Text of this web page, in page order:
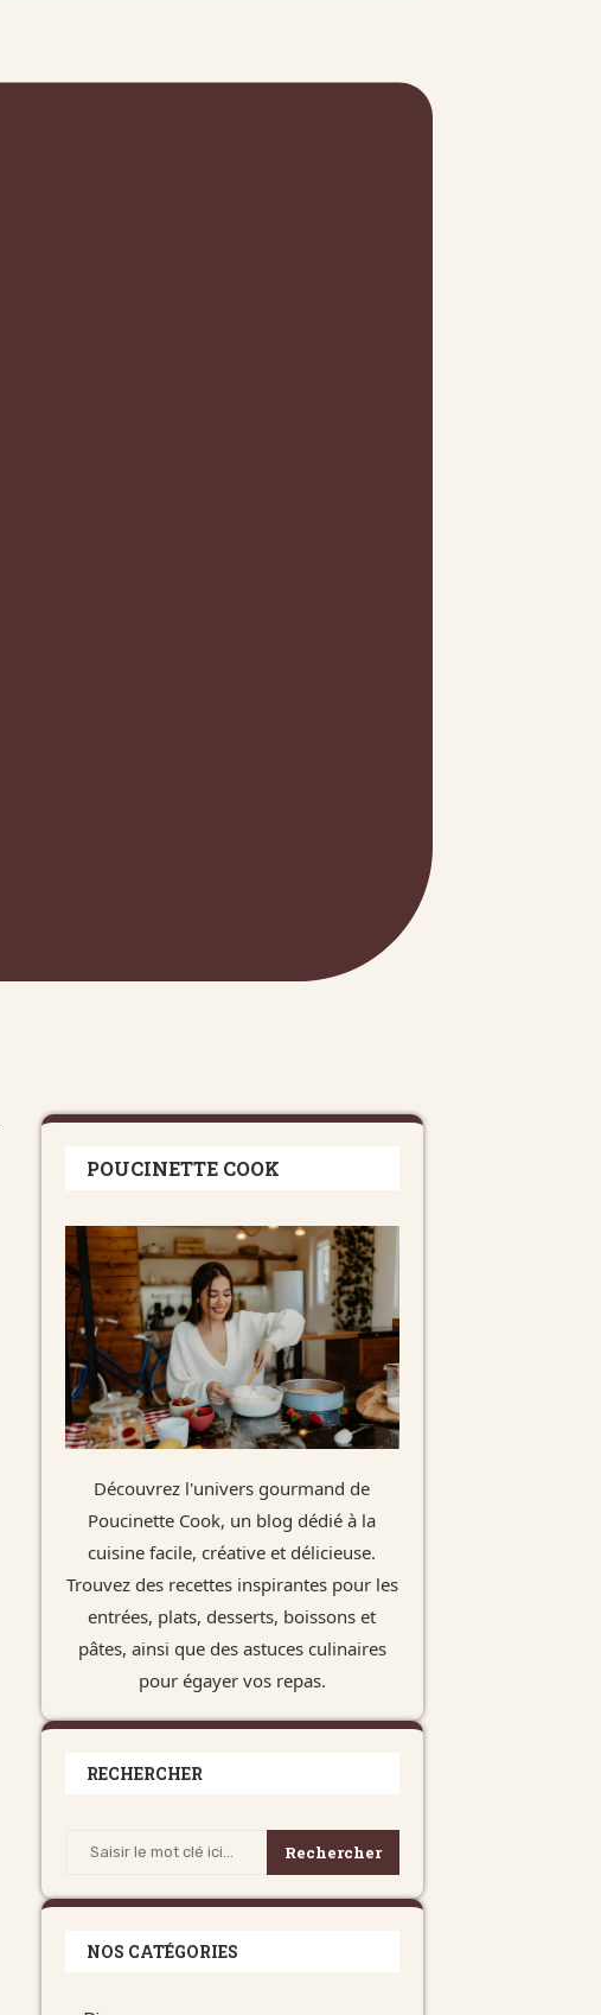
POUCINETTE COOK
Découvrez l'univers gourmand de
Poucinette Cook, un blog dédié à la
cuisine facile, créative et délicieuse.
Trouvez des recettes inspirantes pour les
entrées, plats, desserts, boissons et
pâtes, ainsi que des astuces culinaires
pour égayer vos repas.
RECHERCHER
Rechercher
NOS CATÉGORIES